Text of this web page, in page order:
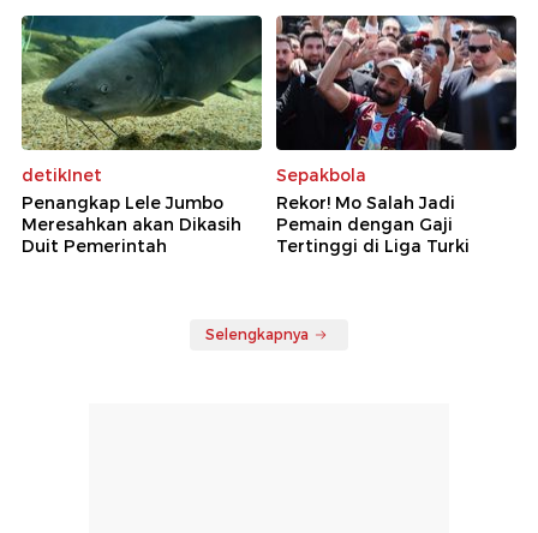
detikInet
Penangkap Lele Jumbo
Meresahkan akan Dikasih
Duit Pemerintah
Sepakbola
Rekor! Mo Salah Jadi
Pemain dengan Gaji
Tertinggi di Liga Turki
Selengkapnya